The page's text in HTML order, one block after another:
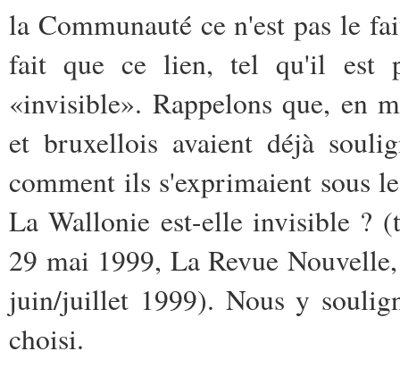
la Communauté ce n'est pas le
fait que ce lien, tel qu'il est
«invisible». Rappelons que, en
et bruxellois avaient déjà
comment ils s'exprimaient sous
La Wallonie est-elle invisible ?
29 mai 1999, La Revue
juin/juillet 1999). Nous y
choisi.